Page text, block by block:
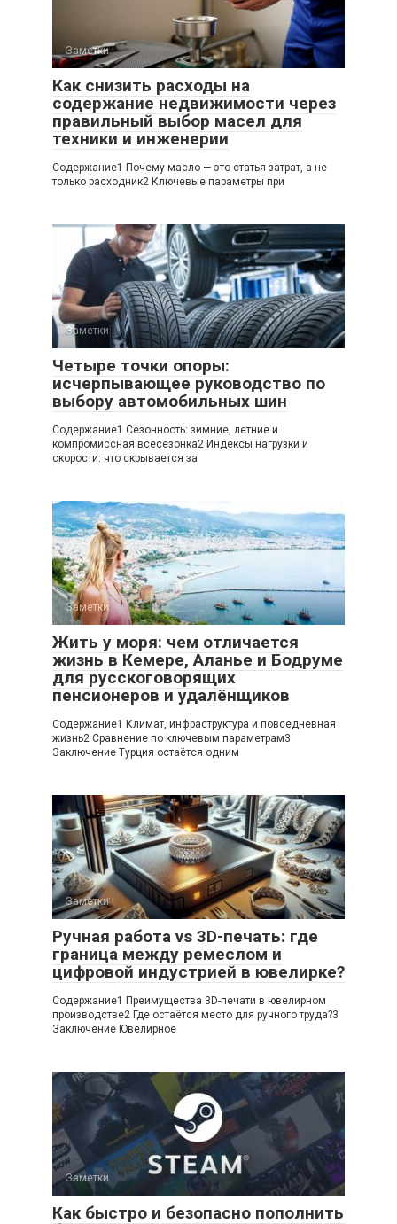
Заметки
Как снизить расходы на
содержание недвижимости через
правильный выбор масел для
техники и инженерии
Содержание1 Почему масло — это статья затрат, а не
только расходник2 Ключевые параметры при
Заметки
Четыре точки опоры:
исчерпывающее руководство по
выбору автомобильных шин
Содержание1 Сезонность: зимние, летние и
компромиссная всесезонка2 Индексы нагрузки и
скорости: что скрывается за
Заметки
Жить у моря: чем отличается
жизнь в Кемере, Аланье и Бодруме
для русскоговорящих
пенсионеров и удалёнщиков
Содержание1 Климат, инфраструктура и повседневная
жизнь2 Сравнение по ключевым параметрам3
Заключение Турция остаётся одним
Заметки
Ручная работа vs 3D-печать: где
граница между ремеслом и
цифровой индустрией в ювелирке?
Содержание1 Преимущества 3D-печати в ювелирном
производстве2 Где остаётся место для ручного труда?3
Заключение Ювелирное
Заметки
Как быстро и безопасно пополнить